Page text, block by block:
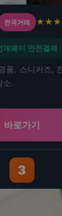
전국거래
개페이 안전결제
품, 스니커즈,
소.
바로가기
3